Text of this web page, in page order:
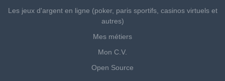
Les jeux d'argent en ligne (poker, paris sportifs, casinos virtuels et
autres)
Mes métiers
Mon C.V.
Open Source